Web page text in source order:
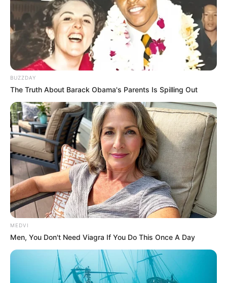
11146 – Animes de fantasia
3063 – Filmes de anime
10695 – Animes de terror
2729 – Animes de ficção científica
6721 – Séries de anime
9302 – Anime — comédia
BUZZDAY
The Truth About Barack Obama's Parents Is Spilling Out
MEDVI
Men, You Don't Need Viagra If You Do This Once A Day